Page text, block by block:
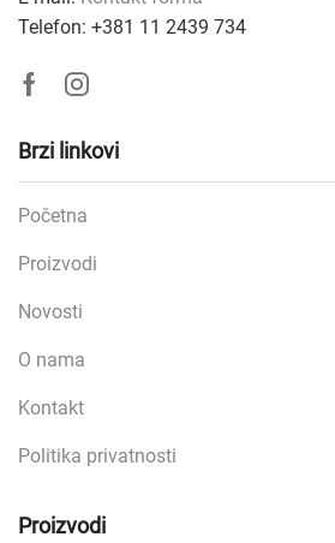
Telefon: +381 11 2439 734
FacebookInstagram
Brzi linkovi
Početna
Proizvodi
Novosti
O nama
Kontakt
Politika privatnosti
Proizvodi